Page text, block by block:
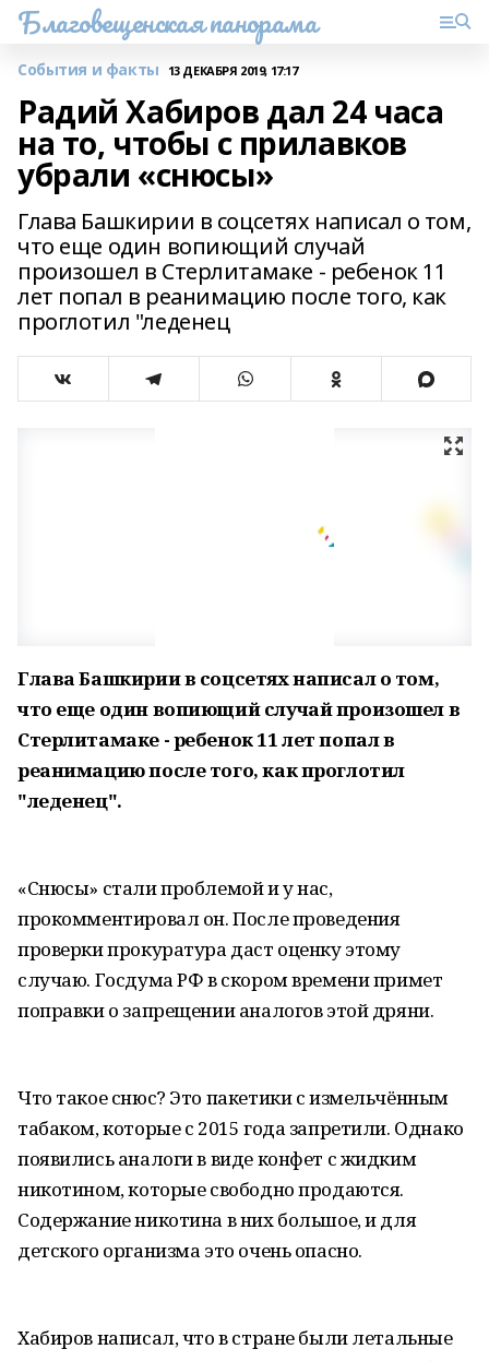
Благовещенская панорама
События и факты 13 ДЕКАБРЯ 2019, 17:17
Радий Хабиров дал 24 часа
на то, чтобы с прилавков
убрали «снюсы»
Глава Башкирии в соцсетях написал о том,
что еще один вопиющий случай
произошел в Стерлитамаке - ребенок 11
лет попал в реанимацию после того, как
проглотил "леденец
Глава Башкирии в соцсетях написал о том,
что еще один вопиющий случай произошел в
Стерлитамаке - ребенок 11 лет попал в
реанимацию после того, как проглотил
"леденец".
«Снюсы» стали проблемой и у нас,
прокомментировал он. После проведения
проверки прокуратура даст оценку этому
случаю. Госдума РФ в скором времени примет
поправки о запрещении аналогов этой дряни.
Что такое снюс? Это пакетики с измельчённым
табаком, которые с 2015 года запретили. Однако
появились аналоги в виде конфет с жидким
никотином, которые свободно продаются.
Содержание никотина в них большое, и для
детского организма это очень опасно.
Хабиров написал, что в стране были летальные